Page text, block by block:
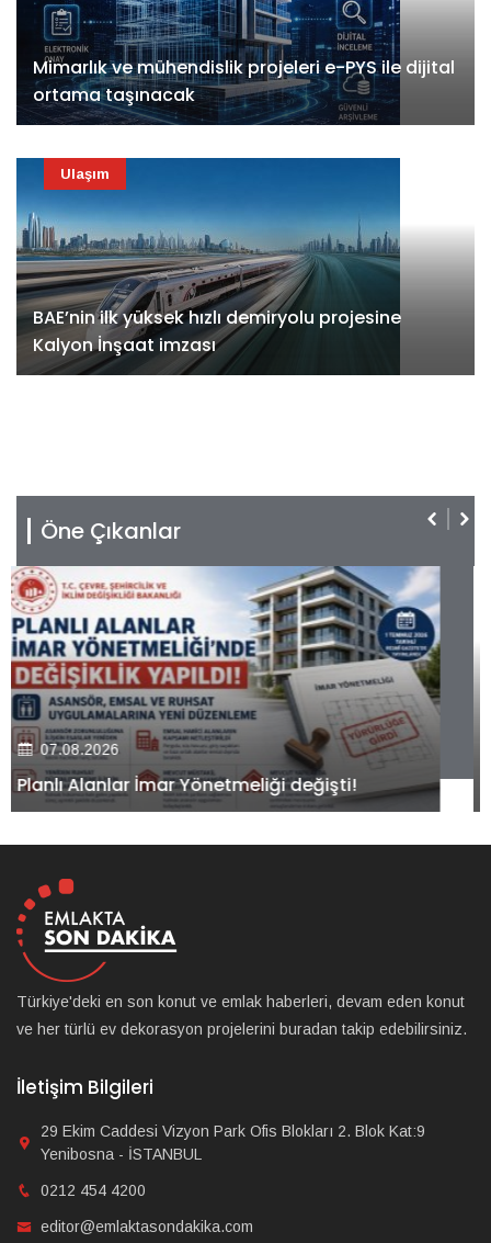
Mimarlık ve mühendislik projeleri e-PYS ile dijital
ortama taşınacak
BAE’nin ilk yüksek hızlı demiryolu projesine
Kalyon İnşaat imzası
Ulaşım
Öne Çıkanlar
07.08.2026
Kiler GYO’dan Pendik Dolayoba projesiyle ilgili
önemli adım!
Türkiye'deki en son konut ve emlak haberleri, devam eden konut
ve her türlü ev dekorasyon projelerini buradan takip edebilirsiniz.
İletişim Bilgileri
29 Ekim Caddesi Vizyon Park Ofis Blokları 2. Blok Kat:9
Yenibosna - İSTANBUL
0212 454 4200
editor@emlaktasondakika.com